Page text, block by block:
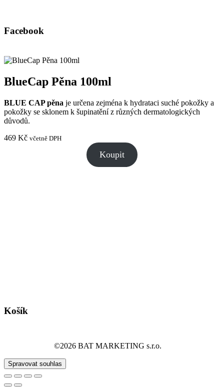
Facebook
BlueCap Pěna 100ml
BLUE CAP pěna je určena zejména k hydrataci suché pokožky a
pokožky se sklonem k šupinatění z různých dermatologických
důvodů.
469 Kč včetně DPH
Koupit
Košík
©2026 BAT MARKETING s.r.o.
Spravovat souhlas